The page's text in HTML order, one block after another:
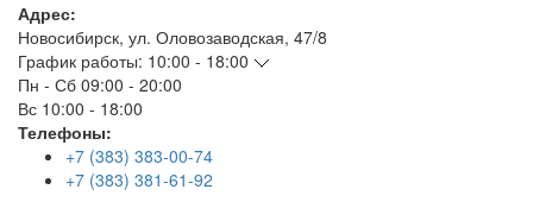
Адрес:
Новосибирск, ул. Оловозаводская, 47/8
График работы: 10:00 - 18:00
Пн - Сб 09:00 - 20:00
Вс 10:00 - 18:00
Телефоны:
+7 (383) 383-00-74
+7 (383) 381-61-92